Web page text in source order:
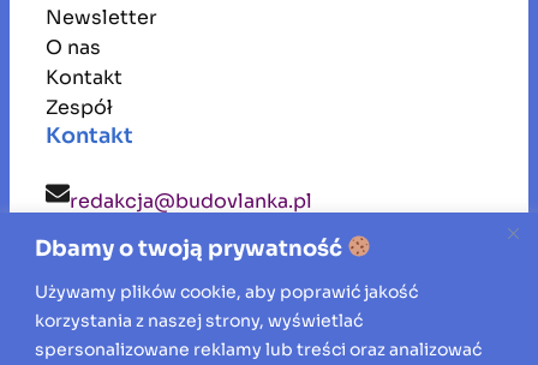
Dbamy o twoją prywatność
Używamy plików cookie, aby poprawić jakość
korzystania z naszej strony, wyświetlać
spersonalizowane reklamy lub treści oraz analizować
Newsletter
O nas
Kontakt
Zespół
Kontakt
redakcja@budovlanka.pl
Inspiracje, porady i aktualności ze świata